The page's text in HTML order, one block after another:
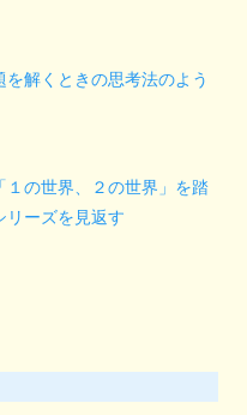
を解くときの思考法のよう
１の世界、２の世界」を踏
リーズを見返す